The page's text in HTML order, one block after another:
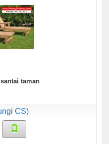
taman
CS)